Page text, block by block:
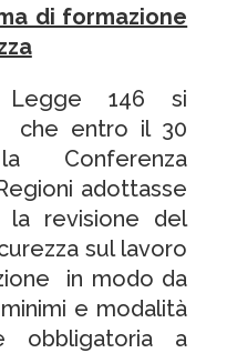
di formazione
146 si
che entro il 30
Conferenza
adottasse
revisione del
sul lavoro
in modo da
e modalità
obbligatoria a